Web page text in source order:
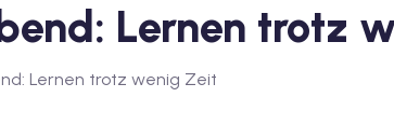
Lernen trotz
Lernen trotz wenig Zeit